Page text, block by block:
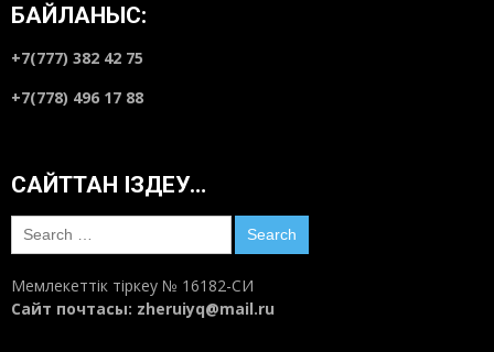
БАЙЛАНЫС:
+7(777) 382 42 75
+7(778) 496 17 88
САЙТТАН ІЗДЕУ…
Search
for:
Мемлекеттік тіркеу № 16182-СИ
Сайт почтасы: zheruiyq@mail.ru